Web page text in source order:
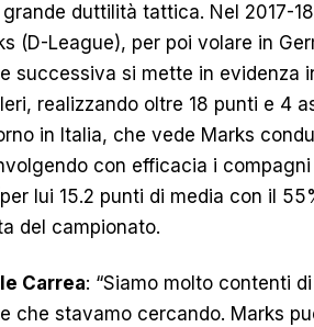
duttilità tattica. Nel 2017-
(D-League), per poi volare in
successiva si mette in evidenza
realizzando oltre 18 punti e 4
in Italia, che vede Marks
con efficacia i compagni
lui 15.2 punti di media con il
del campionato.
Carrea: “Siamo molto contenti
che stavamo cercando. Marks